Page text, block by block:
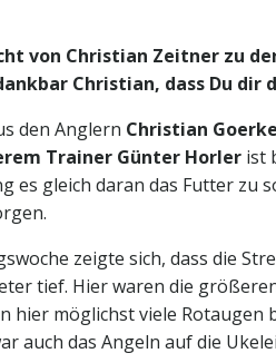
von Christian Zeitner zu
Christian, dass Du
den Anglern Christian
Trainer Günter Horler ist
es gleich daran das Futter zu
zeigte sich, dass die
tief. Hier waren die
hier möglichst viele Rotaugen
auch das Angeln auf die